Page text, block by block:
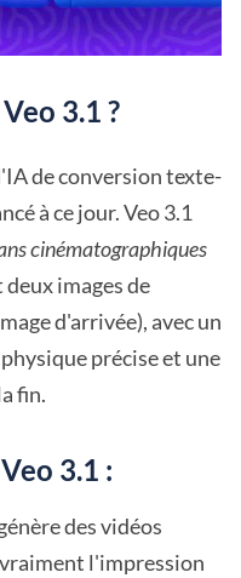
3.1 ?
de conversion texte-
à ce jour. Veo 3.1
cinématographiques
images de
d'arrivée), avec un
précise et une
fin.
3.1 :
des vidéos
l'impression